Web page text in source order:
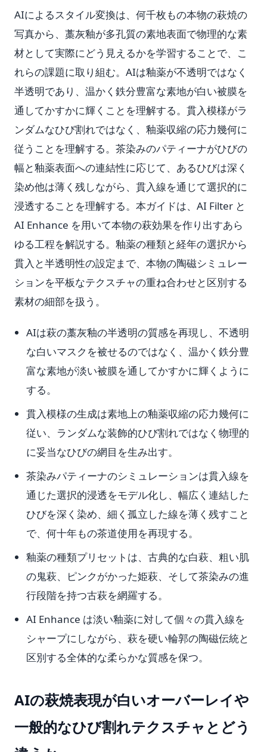
AIによるスタイル変換は、何千枚もの本物の萩焼の
写真から、藁灰釉が多孔質の素地表面で物理的な素
材として実際にどう見えるかを学習することで、こ
れらの課題に取り組む。AIは釉薬が不透明ではなく
半透明であり、温かく鉄分豊富な素地が白い被膜を
通してかすかに輝くことを理解する。貫入模様がラ
ンダムなひび割れではなく、釉薬収縮の応力幾何に
従うことを理解する。茶染みのパティーナがひびの
幅と釉薬表面への連結性に応じて、あるひびは深く
染め他は薄く残しながら、貫入線を通じて選択的に
浸透することを理解する。本ガイドは、AI Filter と
AI Enhance を用いて本物の萩効果を作り出すあら
ゆる工程を解説する。釉薬の種類と経年の選択から
貫入と半透明性の設定まで、本物の陶磁シミュレー
ションを平板なテクスチャの重ね合わせと区別する
素材の細部を扱う。
AIは萩の藁灰釉の半透明の質感を再現し、不透明
な白いマスクを被せるのではなく、温かく鉄分豊
富な素地が淡い被膜を通してかすかに輝くように
する。
貫入模様の生成は素地上の釉薬収縮の応力幾何に
従い、ランダムな装飾的ひび割れではなく物理的
に妥当なひびの網目を生み出す。
茶染みパティーナのシミュレーションは貫入線を
通じた選択的浸透をモデル化し、幅広く連結した
ひびを深く染め、細く孤立した線を薄く残すこと
で、何十年もの茶道使用を再現する。
釉薬の種類プリセットは、古典的な白萩、粗い肌
の鬼萩、ピンクがかった姫萩、そして茶染みの進
行段階を持つ古萩を網羅する。
AI Enhance は淡い釉薬に対して個々の貫入線を
シャープにしながら、萩を硬い輪郭の陶磁伝統と
区別する全体的な柔らかな質感を保つ。
AIの萩焼表現が白いオーバーレイや
一般的なひび割れテクスチャとどう